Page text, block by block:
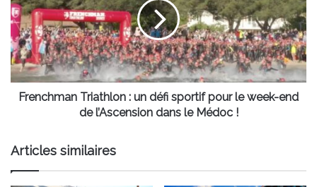
un
défi
sportif
pour
le
week-
end
le
Médoc
!
Frenchman Triathlon : un défi sportif pour le week-end
de l’Ascension dans le Médoc !
Articles similaires